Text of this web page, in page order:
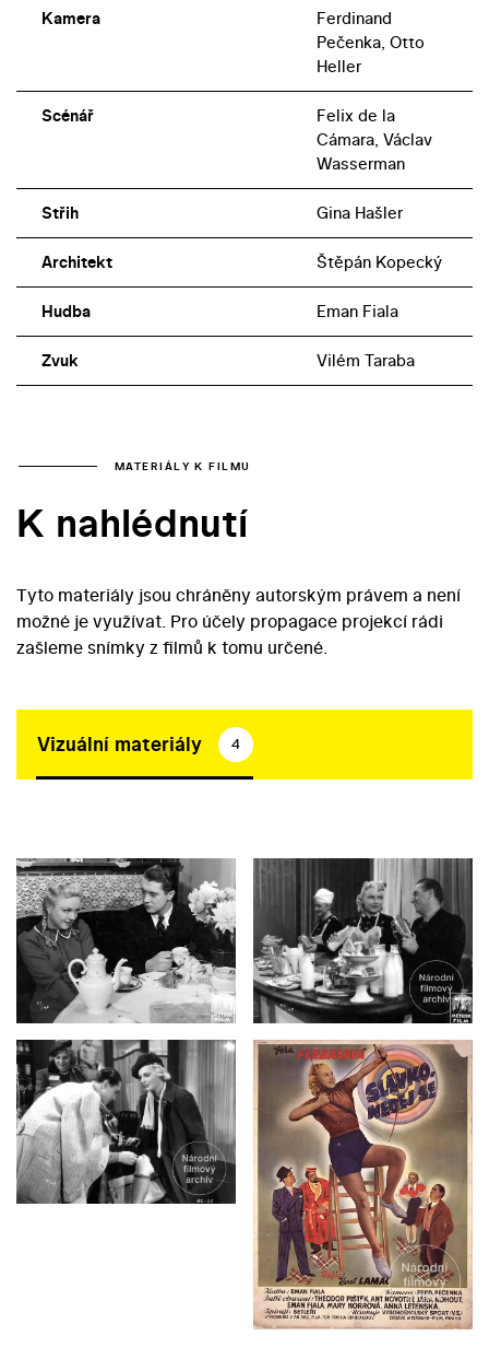
Kamera
Ferdinand
Pečenka, Otto
Heller
Scénář
Felix de la
Cámara, Václav
Wasserman
Střih Gina Hašler
Architekt Štěpán Kopecký
Hudba Eman Fiala
Zvuk Vilém Taraba
MATERIÁLY K FILMU
K nahlédnutí
Tyto materiály jsou chráněny autorským právem a není
možné je využívat. Pro účely propagace projekcí rádi
zašleme snímky z filmů k tomu určené.
Vizuální materiály 4